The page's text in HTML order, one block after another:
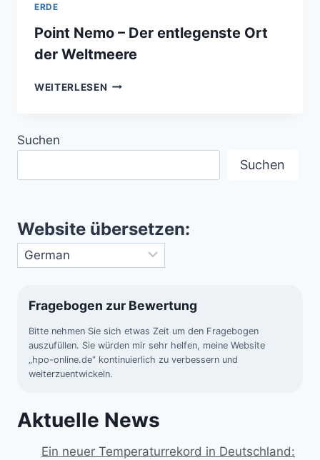
ERDE
Point Nemo – Der entlegenste Ort
der Weltmeere
WEITERLESEN POINT
Suchen
Suchen
Website übersetzen:
Fragebogen zur Bewertung
Bitte nehmen Sie sich etwas Zeit um den Fragebogen
auszufüllen. Sie würden mir sehr helfen, meine Website
„hpo-online.de“ kontinuierlich zu verbessern und
weiterzuentwickeln.
Aktuelle News
Ein neuer Temperaturrekord in Deutschland: